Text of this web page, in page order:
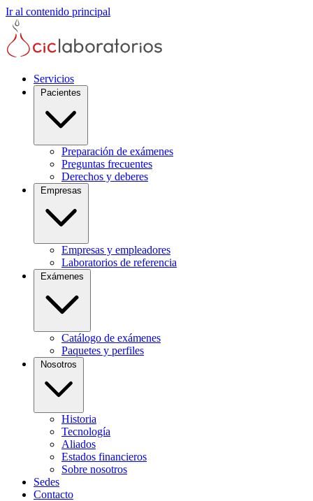
Ir al contenido principal
Servicios
Preparación de exámenes
Preguntas frecuentes
Derechos y deberes
Empresas y empleadores
Laboratorios de referencia
Catálogo de exámenes
Paquetes y perfiles
Historia
Tecnología
Aliados
Estados financieros
Sobre nosotros
Sedes
Contacto